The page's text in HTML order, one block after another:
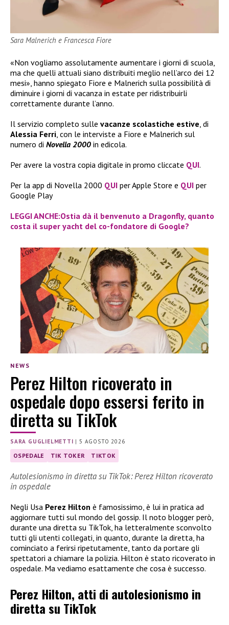
Sara Malnerich e Francesca Fiore
«Non vogliamo assolutamente aumentare i giorni di scuola,
ma che quelli attuali siano distribuiti meglio nell’arco dei 12
mesi», hanno spiegato Fiore e Malnerich sulla possibilità di
diminuire i giorni di vacanza in estate per ridistribuirli
correttamente durante l’anno.
Il servizio completo sulle vacanze scolastiche estive , di
Alessia Ferri , con le interviste a Fiore e Malnerich sul
numero di Novella 2000 in edicola.
Per avere la vostra copia digitale in promo cliccate QUI.
Per la app di Novella 2000 QUI per Apple Store e QUI per
Google Play
LEGGI ANCHE:Ostia dà il benvenuto a Dragonfly, quanto
costa il super yacht del co-fondatore di Google?
NEWS
Perez Hilton ricoverato in
ospedale dopo essersi ferito in
diretta su TikTok
SARA GUGLIELMETTI |5 AGOSTO 2026
OSPEDALE TIK TOKER TIKTOK
Autolesionismo in diretta su TikTok: Perez Hilton ricoverato
in ospedale
Negli Usa Perez Hilton è famosissimo, è lui in pratica ad
aggiornare tutti sul mondo del gossip. Il noto blogger però,
durante una diretta su TikTok, ha letteralmente sconvolto
tutti gli utenti collegati, in quanto, durante la diretta, ha
cominciato a ferirsi ripetutamente, tanto da portare gli
spettatori a chiamare la polizia. Hilton è stato ricoverato in
ospedale. Ma vediamo esattamente che cosa è successo.
Perez Hilton, atti di autolesionismo in
diretta su TikTok